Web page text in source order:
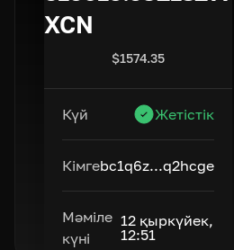
XCN
$1574.35
Күй Жетістік
Кімгеbc1q6z...q2hcge
Мәміле
күні
12 қыркүйек,
12:51